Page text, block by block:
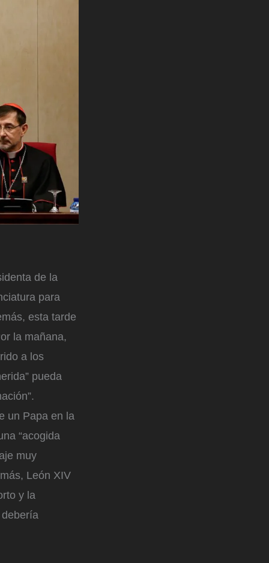
de la
para
esta tarde
la mañana,
a los
pueda
un Papa en la
“acogida
muy
León XIV
y la